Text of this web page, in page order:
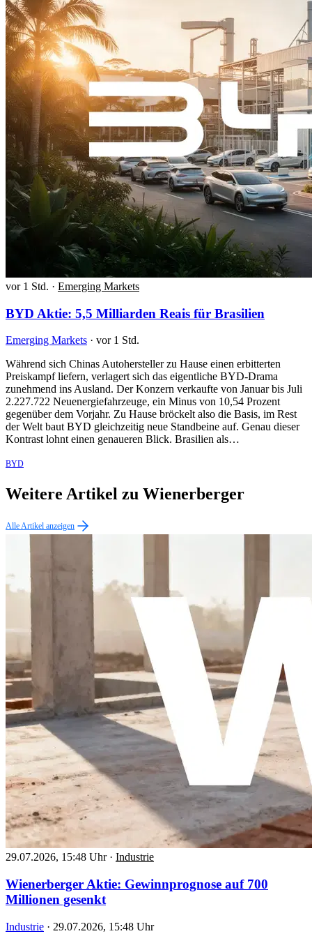
vor 1 Std. · Emerging Markets
BYD Aktie: 5,5 Milliarden Reais für Brasilien
Emerging Markets · vor 1 Std.
Während sich Chinas Autohersteller zu Hause einen erbitterten
Preiskampf liefern, verlagert sich das eigentliche BYD-Drama
zunehmend ins Ausland. Der Konzern verkaufte von Januar bis Juli
2.227.722 Neuenergiefahrzeuge, ein Minus von 10,54 Prozent
gegenüber dem Vorjahr. Zu Hause bröckelt also die Basis, im Rest
der Welt baut BYD gleichzeitig neue Standbeine auf. Genau dieser
Kontrast lohnt einen genaueren Blick. Brasilien als…
BYD
Weitere Artikel zu Wienerberger
Alle Artikel anzeigen
29.07.2026, 15:48 Uhr · Industrie
Wienerberger Aktie: Gewinnprognose auf 700
Millionen gesenkt
Industrie · 29.07.2026, 15:48 Uhr